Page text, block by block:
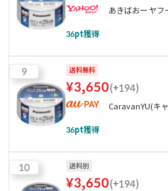
あきばおー ヤフ
36pt獲得
9 送料無料
¥3,650(+194)
CaravanYU(キ
36pt獲得
10 送料別
¥3,650(+194)